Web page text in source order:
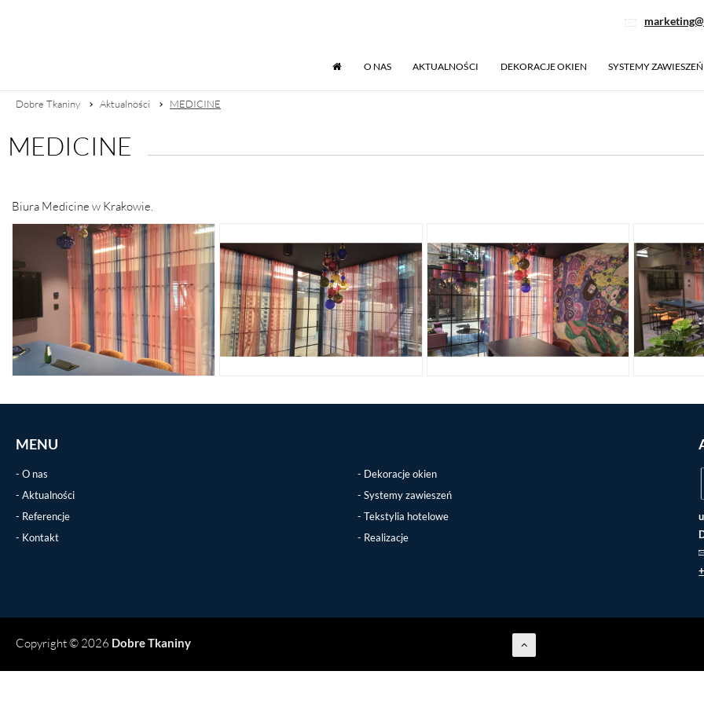
O NAS AKTUALNOŚCI DEKORACJE OKIEN SYSTEMY ZAWIESZEŃ
Dobre Tkaniny Aktualności MEDICINE
MEDICINE
Biura Medicine w Krakowie.
MENU
O nas
Aktualności
Referencje
Kontakt
Dekoracje okien
Systemy zawieszeń
Tekstylia hotelowe
Realizacje
Copyright © 2026 Dobre Tkaniny